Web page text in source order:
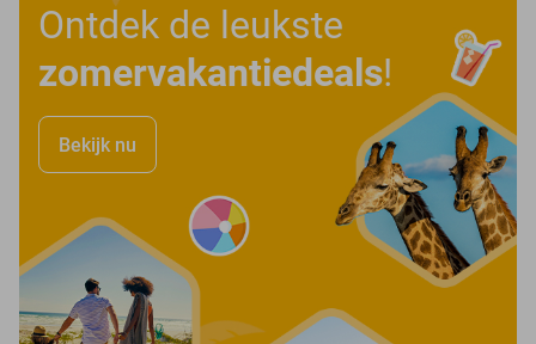
Ontdek de leukste
zomervakantiedeals!
Bekijk nu